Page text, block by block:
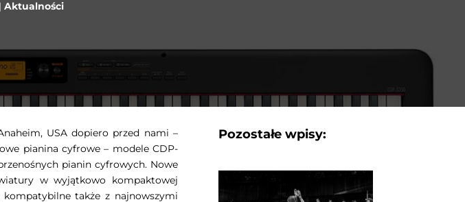
| Aktualności
USA dopiero przed nami –
pianina cyfrowe – modele CDP-
pianin cyfrowych. Nowe
w wyjątkowo kompaktowej
także z najnowszymi
Pozostałe wpisy: